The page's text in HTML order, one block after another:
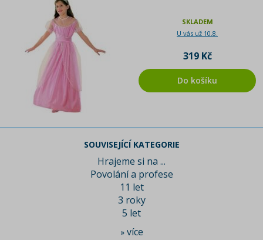
SKLADEM
U vás už 10.8.
319 Kč
Do košíku
SOUVISEJÍCÍ KATEGORIE
Hrajeme si na ...
Povolání a profese
11 let
3 roky
5 let
» více